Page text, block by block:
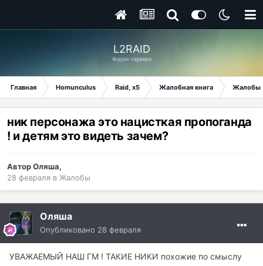
L2RAID
Форум сервера
Главная Homunculus Raid, x5 Жалобная книга Жалобы
ник персонажа это нацисткая пропоганда
! и детям это видеть зачем?
АвторОляша,
28 февраля в Жалобы
Оляша
Опубликовано 28 февраля
УВАЖАЕМЫЙ НАШ ГМ ! ТАКИЕ НИКИ похожие по смыслу